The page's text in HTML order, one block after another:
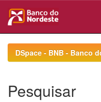
navigationDSpace - BNB - Banco
Pesquisar